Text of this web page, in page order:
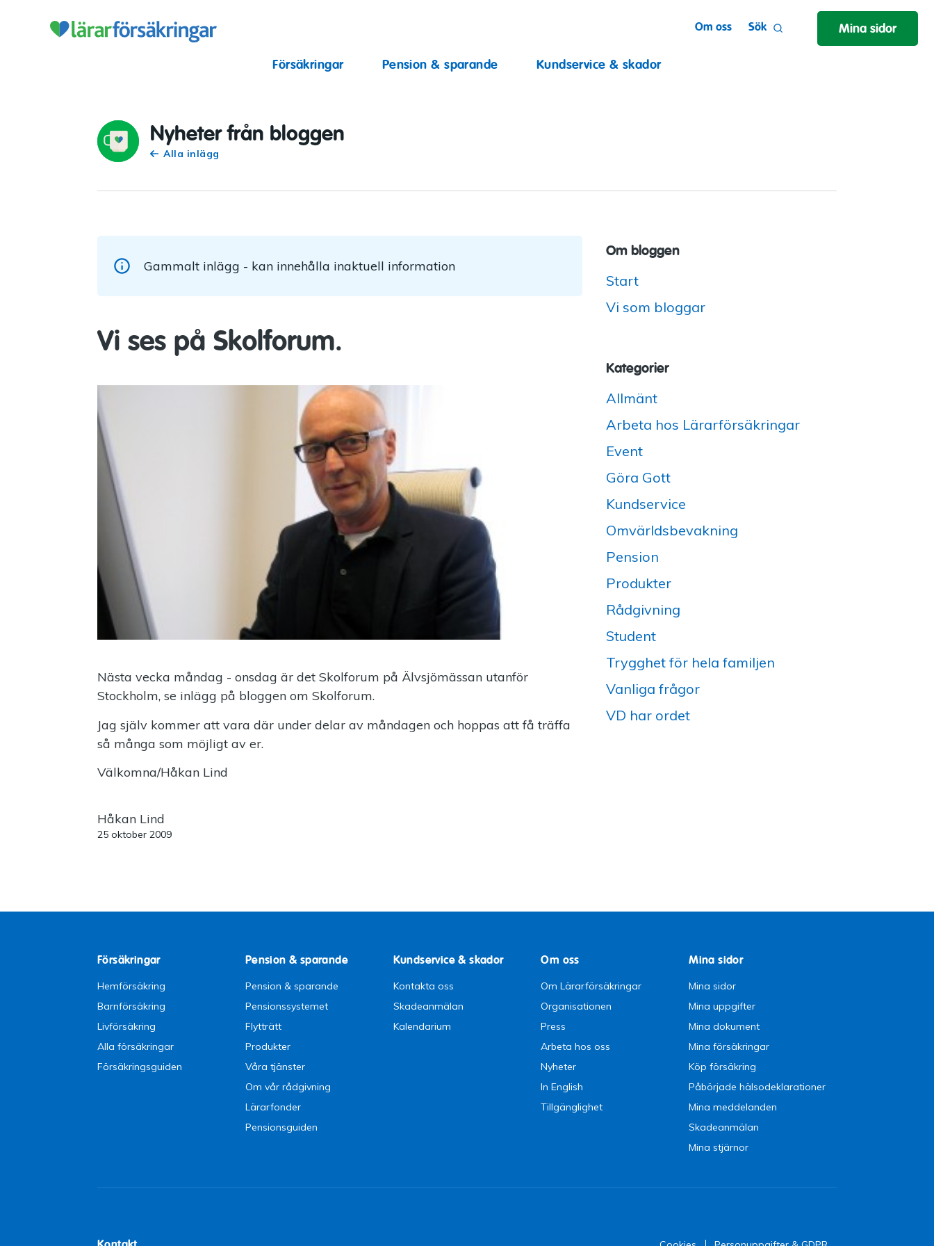
Försäkringar Pension & sparande Kundservice & skador
Om oss Sök Mina sidor
Nyheter från bloggen
Alla inlägg
Gammalt inlägg - kan innehålla inaktuell information
Vi ses på Skolforum.
Nästa vecka måndag - onsdag är det Skolforum på Älvsjömässan utanför
Stockholm, se inlägg på bloggen om Skolforum.
Jag själv kommer att vara där under delar av måndagen och hoppas att få träffa
så många som möjligt av er.
Välkomna/Håkan Lind
Håkan Lind
25 oktober 2009
Om bloggen
Start
Vi som bloggar
Kategorier
Allmänt
Arbeta hos Lärarförsäkringar
Event
Göra Gott
Kundservice
Omvärldsbevakning
Pension
Produkter
Rådgivning
Student
Trygghet för hela familjen
Vanliga frågor
VD har ordet
Försäkringar
Hemförsäkring
Barnförsäkring
Livförsäkring
Alla försäkringar
Försäkringsguiden
Pension & sparande
Pension & sparande
Pensionssystemet
Flytträtt
Produkter
Våra tjänster
Om vår rådgivning
Lärarfonder
Pensionsguiden
Kundservice & skador
Kontakta oss
Skadeanmälan
Kalendarium
Om oss
Om Lärarförsäkringar
Organisationen
Press
Arbeta hos oss
Nyheter
In English
Tillgänglighet
Mina sidor
Mina sidor
Mina uppgifter
Mina dokument
Mina försäkringar
Köp försäkring
Påbörjade hälsodeklarationer
Mina meddelanden
Skadeanmälan
Mina stjärnor